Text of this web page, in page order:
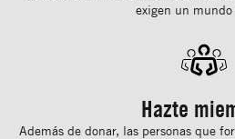
exigen un
Hazte
Además de donar, las personas que